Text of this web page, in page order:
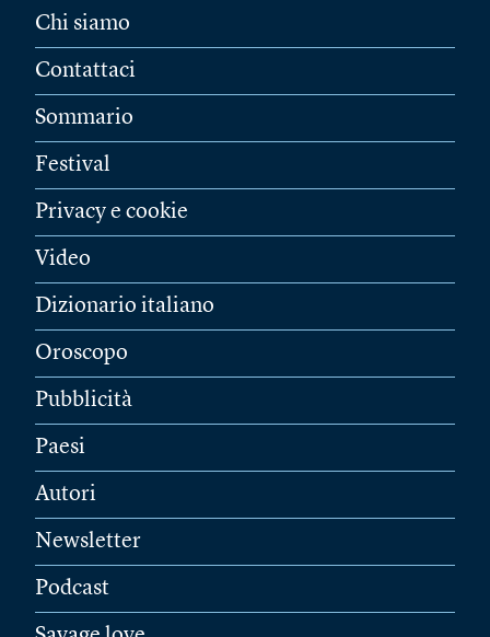
Chi siamo
Contattaci
Sommario
Festival
Privacy e cookie
Video
Dizionario italiano
Oroscopo
Pubblicità
Paesi
Autori
Newsletter
Podcast